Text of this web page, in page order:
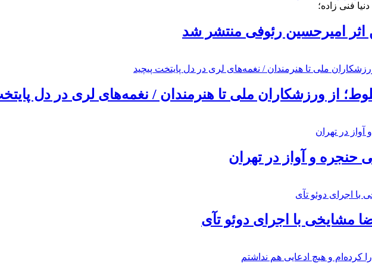
فنی زاده؛
اثر امیرحسین رئوفی منتشر شد
از ورزشکاران ملی تا هنرمندان / نغمه‌های لری در دل
حنجره و آواز در تهران
مشایخی با اجرای دوئو تآی